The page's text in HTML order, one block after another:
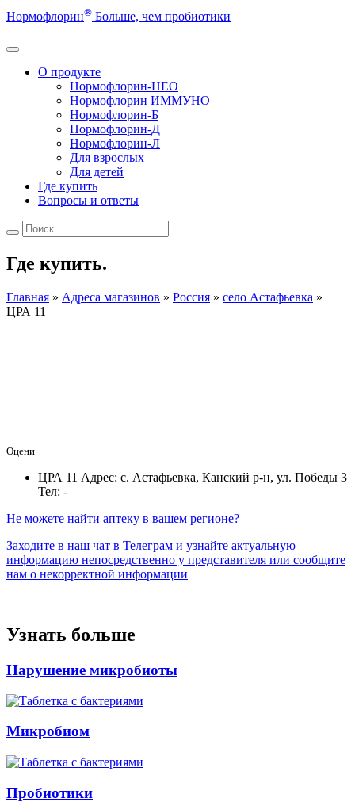
Нормофлорин® Больше, чем пробиотики
О продукте
Нормофлорин-НЕО
Нормофлорин ИММУНО
Нормофлорин-Б
Нормофлорин-Д
Нормофлорин-Л
Для взрослых
Для детей
Где купить
Вопросы и ответы
Где купить.
Главная » Адреса магазинов » Россия » село Астафьевка »
ЦРА 11
Оцени
ЦРА 11 Адрес: с. Астафьевка, Канский р-н, ул. Победы 3
Тел: -
Не можете найти аптеку в вашем регионе?
Заходите в наш чат в Телеграм и узнайте актуальную
информацию непосредственно у представителя или сообщите
нам о некорректной информации
Узнать больше
Нарушение микробиоты
Микробиом
Пробиотики